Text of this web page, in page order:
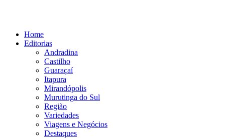
conteúdoHome
Editorias
Andradina
Castilho
Guaraçaí
Itapura
Mirandópolis
Murutinga do Sul
Região
Variedades
Viagens e Negócios
Destaques